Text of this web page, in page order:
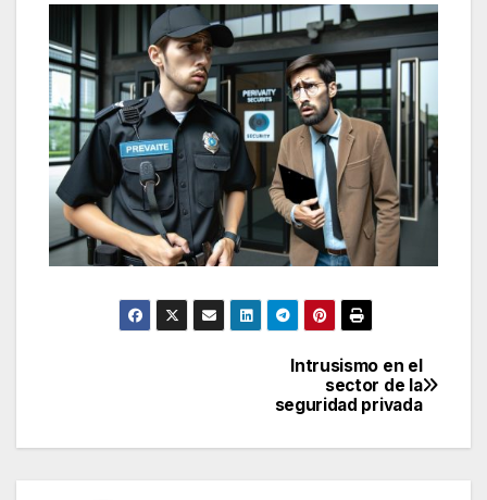
Intrusismo en el
sector de la
seguridad privada